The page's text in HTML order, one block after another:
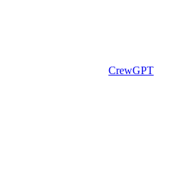
CrewGPT